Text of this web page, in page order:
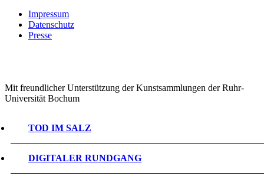
Impressum
Datenschutz
Presse
Mit freundlicher Unterstützung der Kunstsammlungen der Ruhr-
Universität Bochum
TOD IM SALZ
DIGITALER RUNDGANG